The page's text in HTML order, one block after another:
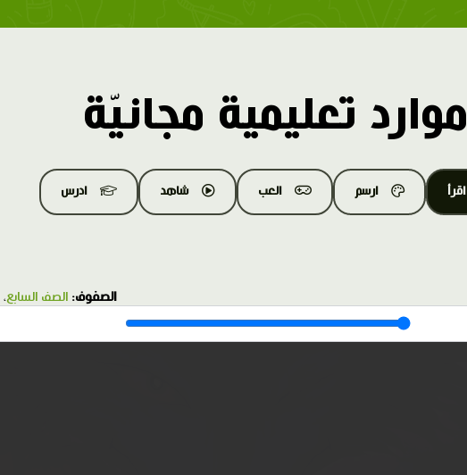
موارد تعليمية مجانيّة
اقرأ ارسم العب شاهد ادرس
الصفوف: الصف السابع،